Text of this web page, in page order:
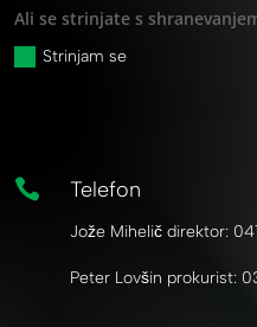
Ali se strinjate s
Strinjam se
 Telefon
Jože Mihelič direktor:
Peter Lovšin prokurist: